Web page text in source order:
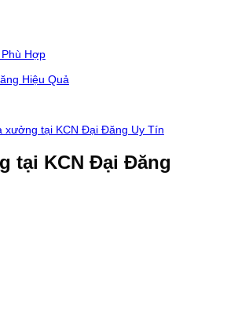
Hợp
Hiệu Quả
xưởng tại KCN Đại Đăng Uy Tín
tại KCN Đại Đăng